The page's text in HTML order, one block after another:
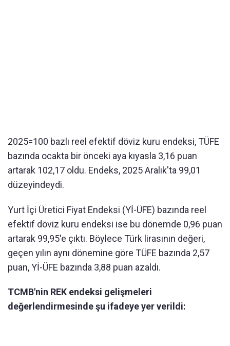
2025=100 bazlı reel efektif döviz kuru endeksi, TÜFE
bazında ocakta bir önceki aya kıyasla 3,16 puan
artarak 102,17 oldu. Endeks, 2025 Aralık'ta 99,01
düzeyindeydi.
Yurt İçi Üretici Fiyat Endeksi (Yİ-ÜFE) bazında reel
efektif döviz kuru endeksi ise bu dönemde 0,96 puan
artarak 99,95'e çıktı. Böylece Türk lirasının değeri,
geçen yılın aynı dönemine göre TÜFE bazında 2,57
puan, Yİ-ÜFE bazında 3,88 puan azaldı.
TCMB'nin REK endeksi gelişmeleri
değerlendirmesinde şu ifadeye yer verildi: